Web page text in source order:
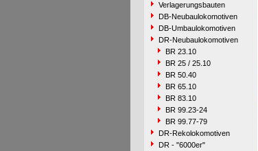
Verlagerungsbauten
DB-Neubaulokomotiven
DB-Umbaulokomotiven
DR-Neubaulokomotiven
BR 23.10
BR 25 / 25.10
BR 50.40
BR 65.10
BR 83.10
BR 99.23-24
BR 99.77-79
DR-Rekolokomotiven
DR - "6000er"